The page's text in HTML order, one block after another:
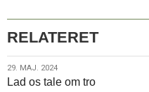
16.0:
Kontakt
Næste
indlæg:
Mærkeligt
RELATERET
29.
maj.
29. MAJ. 2024
Lad os tale om tro